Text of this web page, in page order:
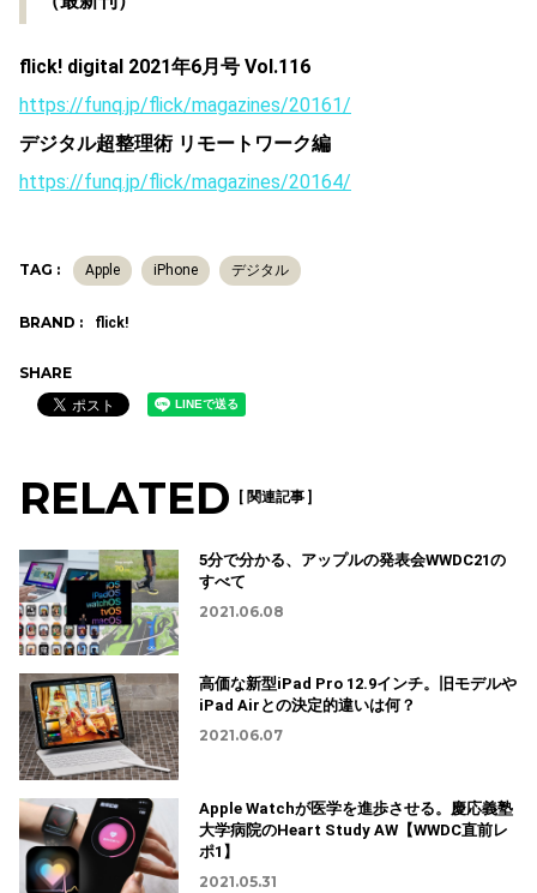
flick! digital 2021年6月号 Vol.116
https://funq.jp/flick/magazines/20161/
デジタル超整理術 リモートワーク編
https://funq.jp/flick/magazines/20164/
TAG : Apple iPhone デジタル
BRAND : flick!
SHARE
RELATED [ 関連記事 ]
5分で分かる、アップルの発表会WWDC21の
すべて
2021.06.08
高価な新型iPad Pro 12.9インチ。旧モデルや
iPad Airとの決定的違いは何？
2021.06.07
Apple Watchが医学を進歩させる。慶応義塾
大学病院のHeart Study AW【WWDC直前レ
ポ1】
2021.05.31